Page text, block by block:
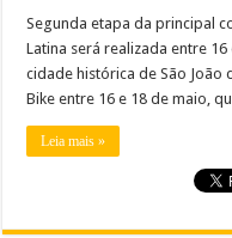
Segunda etapa da principal
Latina será realizada entre
cidade histórica de São João
Bike entre 16 e 18 de maio,
Leia mais »